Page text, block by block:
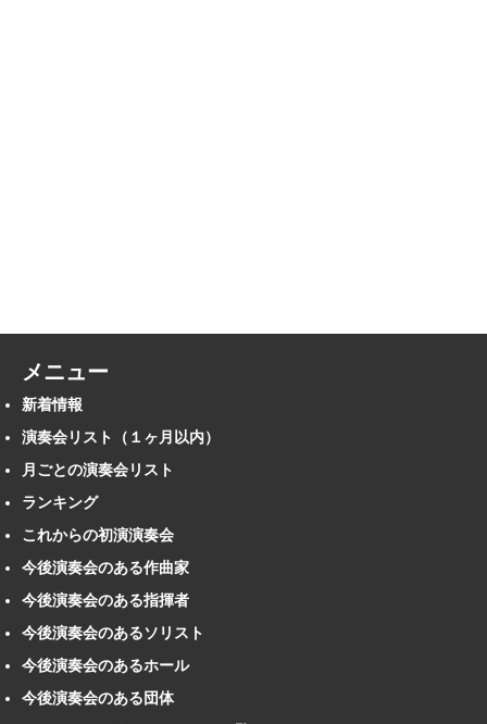
メニュー
新着情報
演奏会リスト（１ヶ月以内）
月ごとの演奏会リスト
ランキング
これからの初演演奏会
今後演奏会のある作曲家
今後演奏会のある指揮者
今後演奏会のあるソリスト
今後演奏会のあるホール
今後演奏会のある団体